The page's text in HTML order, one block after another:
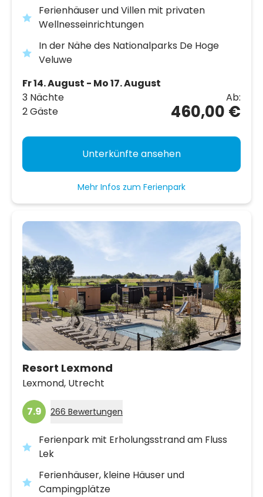
Ferienhäuser und Villen mit privaten
Wellnesseinrichtungen
In der Nähe des Nationalparks De Hoge
Veluwe
Fr 14. August - Mo 17. August
3 Nächte
2 Gäste
Ab:
460,00 €
Unterkünfte ansehen
Mehr Infos zum Ferienpark
Resort Lexmond
Lexmond, Utrecht
7.9 266 Bewertungen
Ferienpark mit Erholungsstrand am Fluss
Lek
Ferienhäuser, kleine Häuser und
Campingplätze